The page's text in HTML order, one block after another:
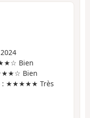
Bien
Bien
: ★★★★★ Très